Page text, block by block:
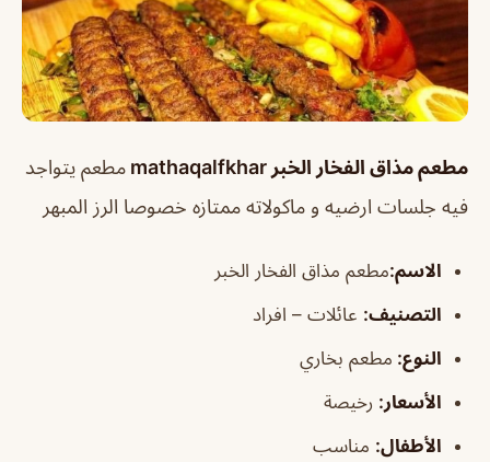
مطعم مذاق الفخار الخبر mathaqalfkhar
مطعم يتواجد
فيه جلسات ارضيه و ماكولاته ممتازه خصوصا الرز المبهر
الاسم:مطعم مذاق الفخار الخبر
التصنيف: عائلات – افراد
النوع: مطعم بخاري
الأسعار: رخيصة
الأطفال: مناسب